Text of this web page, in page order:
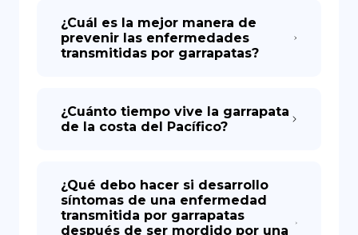
¿Cuál es la mejor manera de
prevenir las enfermedades
transmitidas por garrapatas?
¿Cuánto tiempo vive la garrapata
de la costa del Pacífico?
¿Qué debo hacer si desarrollo
síntomas de una enfermedad
transmitida por garrapatas
después de ser mordido por una